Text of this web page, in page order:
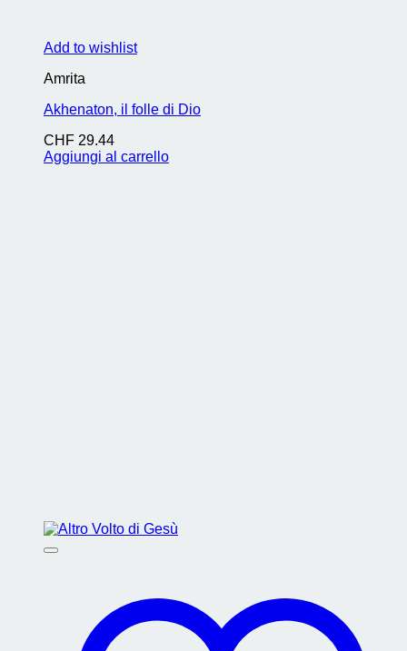
Add to wishlist
Amrita
Akhenaton, il folle di Dio
CHF 29.44
Aggiungi al carrello